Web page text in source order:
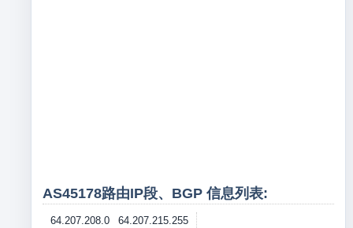
AS45178路由IP段、BGP 信息列表:
64.207.208.0
64.207.215.255